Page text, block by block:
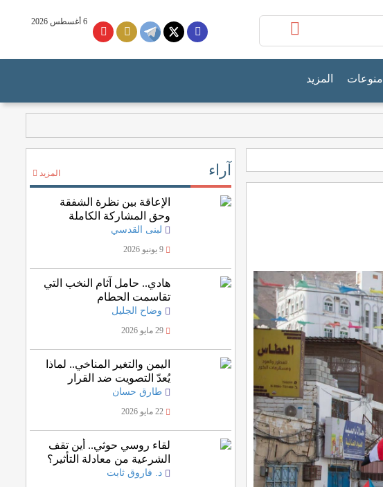
6 أغسطس 2026
منوعات المزيد
آراء المزيد
الإعاقة بين نظرة الشفقة
وحق المشاركة الكاملة
لبنى القدسي
9 يونيو 2026
هادي.. حامل آثام النخب التي
تقاسمت الحطام
وضاح الجليل
29 مايو 2026
اليمن والتغير المناخي.. لماذا
يُعدّ التصويت ضد القرار
الأممي خسارة للمصلحة
اليمنية؟
طارق حسان
22 مايو 2026
لقاء روسي حوثي.. أين تقف
الشرعية من معادلة التأثير؟
د. فاروق ثابت